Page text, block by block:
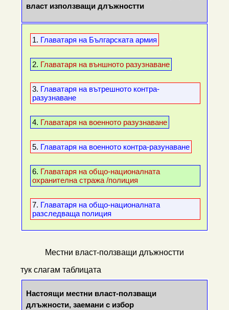
власт използващи длъжностти
1. Главатаря на Българската армия
2. Главатаря на външното разузнаване
3. Главатаря на вътрешното контра-
разузнаване
4. Главатаря на военното разузнаване
5. Главатаря на военното контра-разунаване
6. Главатаря на общо-националната
охранителна стража /полиция
7. Главатаря на общо-националната
разследваща полиция
Местни власт-ползващи длъжностти
тук слагам таблицата
Настоящи местни власт-ползващи
длъжности, заемани с избор